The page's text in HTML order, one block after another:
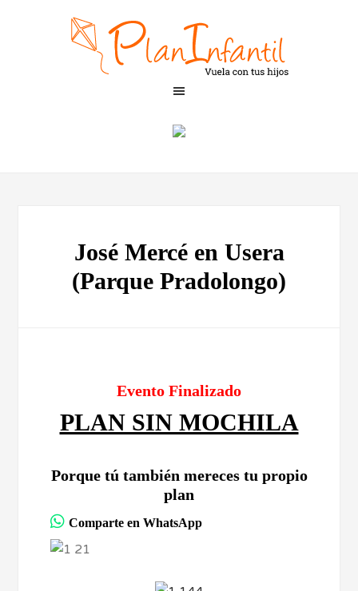
José Mercé en Usera
(Parque Pradolongo)
Evento Finalizado
PLAN SIN MOCHILA
Porque tú también mereces tu propio
plan
Comparte en WhatsApp